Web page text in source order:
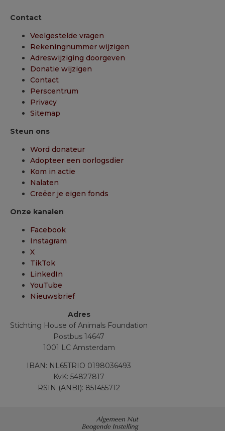
Contact
Veelgestelde vragen
Rekeningnummer wijzigen
Adreswijziging doorgeven
Donatie wijzigen
Contact
Perscentrum
Privacy
Sitemap
Steun ons
Word donateur
Adopteer een oorlogsdier
Kom in actie
Nalaten
Creëer je eigen fonds
Onze kanalen
Facebook
Instagram
X
TikTok
LinkedIn
YouTube
Nieuwsbrief
Adres
Stichting House of Animals Foundation
Postbus 14647
1001 LC Amsterdam
IBAN: NL65TRIO 0198036493
KvK: 54827817
RSIN (ANBI): 851455712